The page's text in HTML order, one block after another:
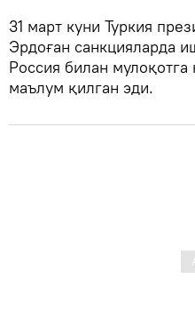
31 март куни Туркия
Эрдоған санкцияларда
Россия билан
маълум қилган эди.